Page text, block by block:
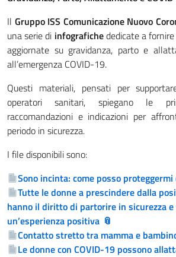
Il Gruppo ISS Comunicazione Nuovo
una serie di infografichededicate a
aggiornate su gravidanza, parto e
all’emergenza COVID-19.
Questi materiali, pensati per
operatori sanitari, spiegano le
raccomandazioni e indicazioni per
periodo in sicurezza.
I file disponibili sono:
Sono incinta: come posso proteggermi
Tutte le donne a prescindere dalla
hanno il diritto di partorire in sicurezza
un’esperienza positiva
Contatto stretto tra mamma e
Le donne con COVID-19 possono